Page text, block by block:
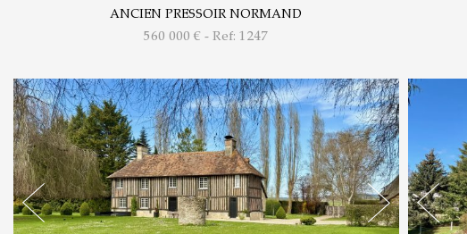
ANCIEN PRESSOIR NORMAND
560 000 € - Ref: 1247